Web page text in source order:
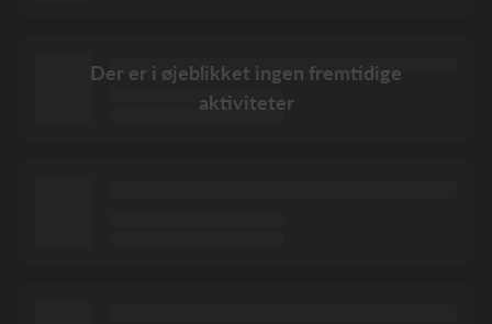
Der er i øjeblikket ingen fremtidige
aktiviteter